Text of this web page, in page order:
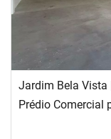
Jardim Bela Vista
Prédio Comercial